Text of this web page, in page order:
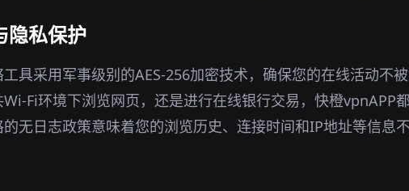
隐私保护
具采用军事级别的AES-256加密技术，确保您的在线活动不
Fi环境下浏览网页，还是进行在线银行交易，快橙vpnAPP
无日志政策意味着您的浏览历史、连接时间和IP地址等信息